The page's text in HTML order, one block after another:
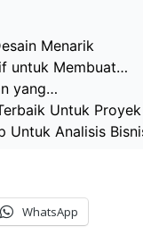
Menarik
untuk Membuat…
yang…
Untuk Proyek
Untuk Analisis
WhatsApp